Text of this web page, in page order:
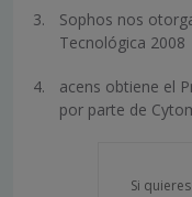
Sophos nos
Tecnológica 2008
acens obtiene el
por parte de
Si